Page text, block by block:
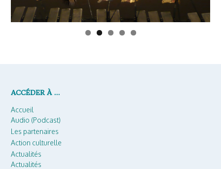
ACCÉDER À …
Accueil
Audio (Podcast)
Les partenaires
Action culturelle
Actualités
Actualités